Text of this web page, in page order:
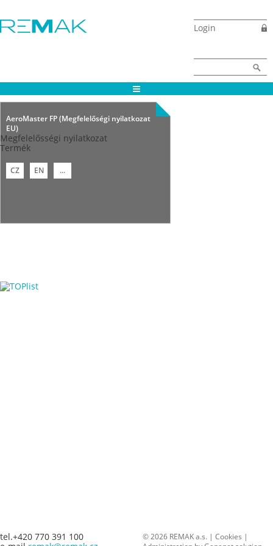
Login
AeroMaster FP (Megfelelőségi nyilatkozat
EU)
Megfelelősségi nyilatkozat
Termék
CZ EN ...
tel.+420 770 391 100
© 2026 REMAK a.s. | Cookies |